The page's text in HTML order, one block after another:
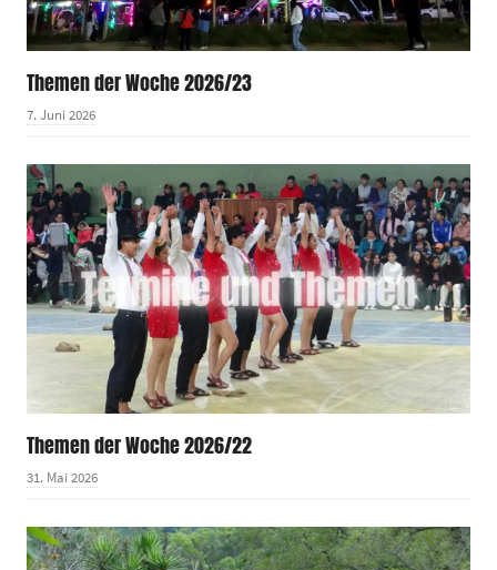
Themen der Woche 2026/23
7. Juni 2026
Themen der Woche 2026/22
31. Mai 2026